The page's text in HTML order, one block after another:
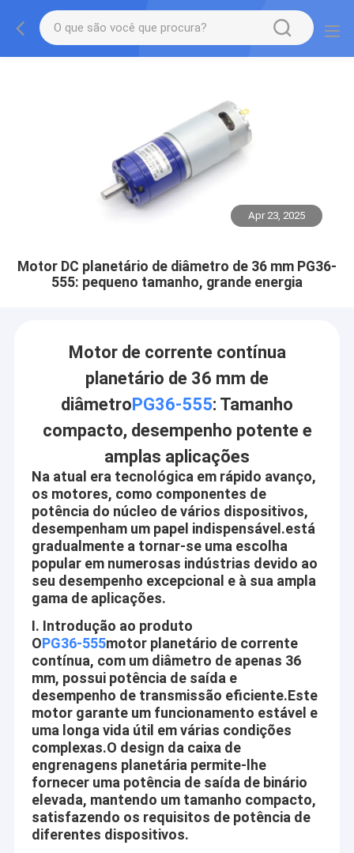
Apr 23, 2025
Motor DC planetário de diâmetro de 36 mm PG36-
555: pequeno tamanho, grande energia
Motor de corrente contínua
planetário de 36 mm de
diâmetro PG36-555: Tamanho
compacto, desempenho potente e
amplas aplicações
Na atual era tecnológica em rápido avanço,
os motores, como componentes de
potência do núcleo de vários dispositivos,
desempenham um papel indispensável.está
gradualmente a tornar-se uma escolha
popular em numerosas indústrias devido ao
seu desempenho excepcional e à sua ampla
gama de aplicações.
I. Introdução ao produto
OPG36-555motor planetário de corrente
contínua, com um diâmetro de apenas 36
mm, possui potência de saída e
desempenho de transmissão eficiente.Este
motor garante um funcionamento estável e
uma longa vida útil em várias condições
complexas.O design da caixa de
engrenagens planetária permite-lhe
fornecer uma potência de saída de binário
elevada, mantendo um tamanho compacto,
satisfazendo os requisitos de potência de
diferentes dispositivos.